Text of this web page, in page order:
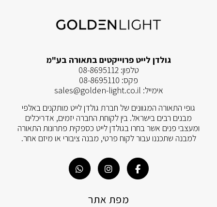
גולדן לייט פרוייקטים בתאורה בע"מ
טלפון:08-8695112
פקס: 08-8695110
אימייל: sales@golden-light.co.il
גופי התאורה המגוונים של חברת גולדן לייט מותקנים באלפי
מבנים רבים בישראל. בין לקוחת החברה יזמים, אדריכלים
ומעצבי פנים אשר בחרו בגולדן לייט כספקית פתרונות התאורה
למבנה שתכננו עבור לקוח פרטי, מבנה ציבורי או מיזם אחר.
מפת אתר